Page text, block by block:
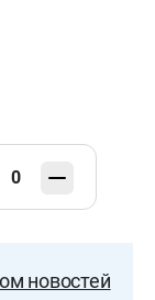
0
новостей